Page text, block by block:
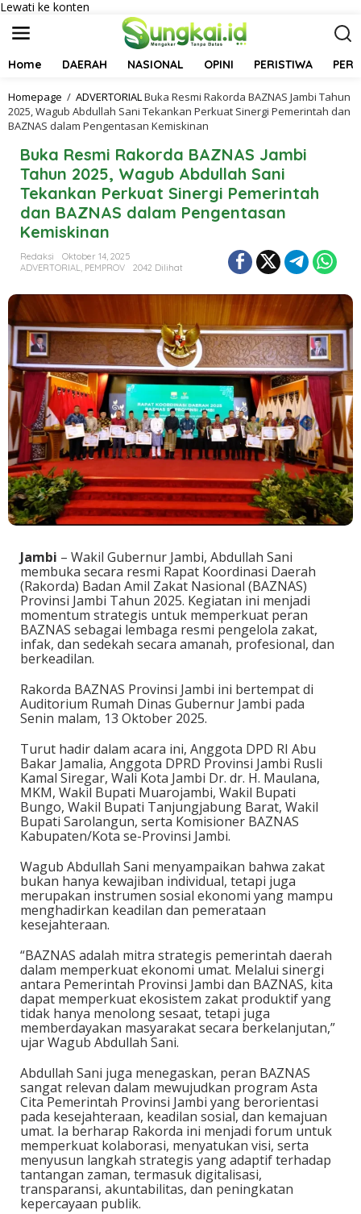
Lewati ke konten
Home DAERAH NASIONAL OPINI PERISTIWA
Homepage / ADVERTORIALBuka Resmi Rakorda BAZNAS Jambi Tahun
2025, Wagub Abdullah Sani Tekankan Perkuat Sinergi Pemerintah dan
BAZNAS dalam Pengentasan Kemiskinan
Buka Resmi Rakorda BAZNAS Jambi
Tahun 2025, Wagub Abdullah Sani
Tekankan Perkuat Sinergi Pemerintah
dan BAZNAS dalam Pengentasan
Kemiskinan
Redaksi
Oktober 14, 2025
ADVERTORIAL, PEMPROV 2042 Dilihat
Jambi – Wakil Gubernur Jambi, Abdullah Sani
membuka secara resmi Rapat Koordinasi Daerah
(Rakorda) Badan Amil Zakat Nasional (BAZNAS)
Provinsi Jambi Tahun 2025. Kegiatan ini menjadi
momentum strategis untuk memperkuat peran
BAZNAS sebagai lembaga resmi pengelola zakat,
infak, dan sedekah secara amanah, profesional, dan
berkeadilan.
Rakorda BAZNAS Provinsi Jambi ini bertempat di
Auditorium Rumah Dinas Gubernur Jambi pada
Senin malam, 13 Oktober 2025.
Turut hadir dalam acara ini, Anggota DPD RI Abu
Bakar Jamalia, Anggota DPRD Provinsi Jambi Rusli
Kamal Siregar, Wali Kota Jambi Dr. dr. H. Maulana,
MKM, Wakil Bupati Muarojambi, Wakil Bupati
Bungo, Wakil Bupati Tanjungjabung Barat, Wakil
Bupati Sarolangun, serta Komisioner BAZNAS
Kabupaten/Kota se-Provinsi Jambi.
Wagub Abdullah Sani menyampaikan bahwa zakat
bukan hanya kewajiban individual, tetapi juga
merupakan instrumen sosial ekonomi yang mampu
menghadirkan keadilan dan pemerataan
kesejahteraan.
“BAZNAS adalah mitra strategis pemerintah daerah
dalam memperkuat ekonomi umat. Melalui sinergi
antara Pemerintah Provinsi Jambi dan BAZNAS, kita
dapat memperkuat ekosistem zakat produktif yang
tidak hanya menolong sesaat, tetapi juga
memberdayakan masyarakat secara berkelanjutan,”
ujar Wagub Abdullah Sani.
Abdullah Sani juga menegaskan, peran BAZNAS
sangat relevan dalam mewujudkan program Asta
Cita Pemerintah Provinsi Jambi yang berorientasi
pada kesejahteraan, keadilan sosial, dan kemajuan
umat. Ia berharap Rakorda ini menjadi forum untuk
memperkuat kolaborasi, menyatukan visi, serta
menyusun langkah strategis yang adaptif terhadap
tantangan zaman, termasuk digitalisasi,
transparansi, akuntabilitas, dan peningkatan
kepercayaan publik.